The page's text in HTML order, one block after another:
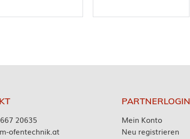
20635
ofentechnik.at
PARTNERLOGIN
Mein Konto
Neu registrieren